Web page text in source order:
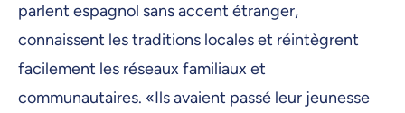
parlent espagnol sans accent étranger,
connaissent les traditions locales et réintègrent
facilement les réseaux familiaux et
communautaires. «Ils avaient passé leur jeunesse